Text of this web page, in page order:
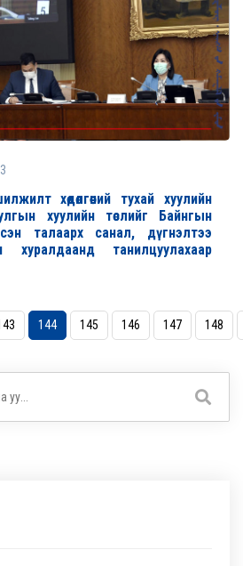
хөдөлгөөний тухай хуулийн
хуулийн төслийг Байнгын
талаарх санал, дүгнэлтээ
хуралдаанд танилцуулахаар
144 145 146 147 148